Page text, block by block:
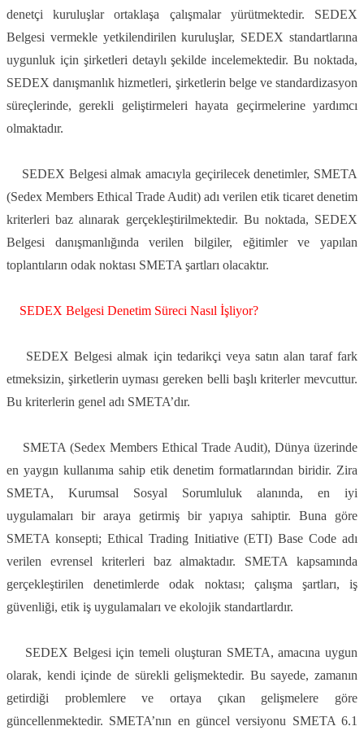
denetçi kuruluşlar ortaklaşa çalışmalar yürütmektedir. SEDEX
Belgesi vermekle yetkilendirilen kuruluşlar, SEDEX standartlarına
uygunluk için şirketleri detaylı şekilde incelemektedir. Bu noktada,
SEDEX danışmanlık hizmetleri, şirketlerin belge ve standardizasyon
süreçlerinde, gerekli geliştirmeleri hayata geçirmelerine yardımcı
olmaktadır.
SEDEX Belgesi almak amacıyla geçirilecek denetimler, SMETA
(Sedex Members Ethical Trade Audit) adı verilen etik ticaret denetim
kriterleri baz alınarak gerçekleştirilmektedir. Bu noktada, SEDEX
Belgesi danışmanlığında verilen bilgiler, eğitimler ve yapılan
toplantıların odak noktası SMETA şartları olacaktır.
SEDEX Belgesi Denetim Süreci Nasıl İşliyor?
SEDEX Belgesi almak için tedarikçi veya satın alan taraf fark
etmeksizin, şirketlerin uyması gereken belli başlı kriterler mevcuttur.
Bu kriterlerin genel adı SMETA’dır.
SMETA (Sedex Members Ethical Trade Audit), Dünya üzerinde
en yaygın kullanıma sahip etik denetim formatlarından biridir. Zira
SMETA, Kurumsal Sosyal Sorumluluk alanında, en iyi
uygulamaları bir araya getirmiş bir yapıya sahiptir. Buna göre
SMETA konsepti; Ethical Trading Initiative (ETI) Base Code adı
verilen evrensel kriterleri baz almaktadır. SMETA kapsamında
gerçekleştirilen denetimlerde odak noktası; çalışma şartları, iş
güvenliği, etik iş uygulamaları ve ekolojik standartlardır.
SEDEX Belgesi için temeli oluşturan SMETA, amacına uygun
olarak, kendi içinde de sürekli gelişmektedir. Bu sayede, zamanın
getirdiği problemlere ve ortaya çıkan gelişmelere göre
güncellenmektedir. SMETA’nın en güncel versiyonu SMETA 6.1